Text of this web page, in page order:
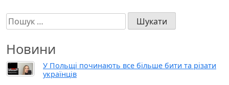
Пошук:
Новини
У Польщі починають все більше бити та різати
українців